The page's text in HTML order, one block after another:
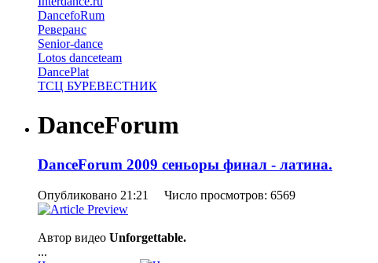
DancefoRum
Реверанс
Senior-dance
Lotos danceteam
DancePlat
ТСЦ БУРЕВЕСТНИК
DanceForum
DanceForum 2009 сеньоры финал - латина.
Опубликовано 21:21 Число просмотров: 6569
Автор видео Unforgettable.
...